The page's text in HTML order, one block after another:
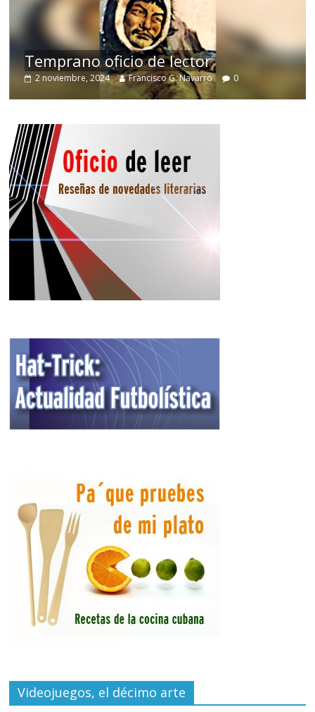
Temprano oficio de lector
2 noviembre, 2024 Francisco G. Navarro 0
Videojuegos, el décimo arte